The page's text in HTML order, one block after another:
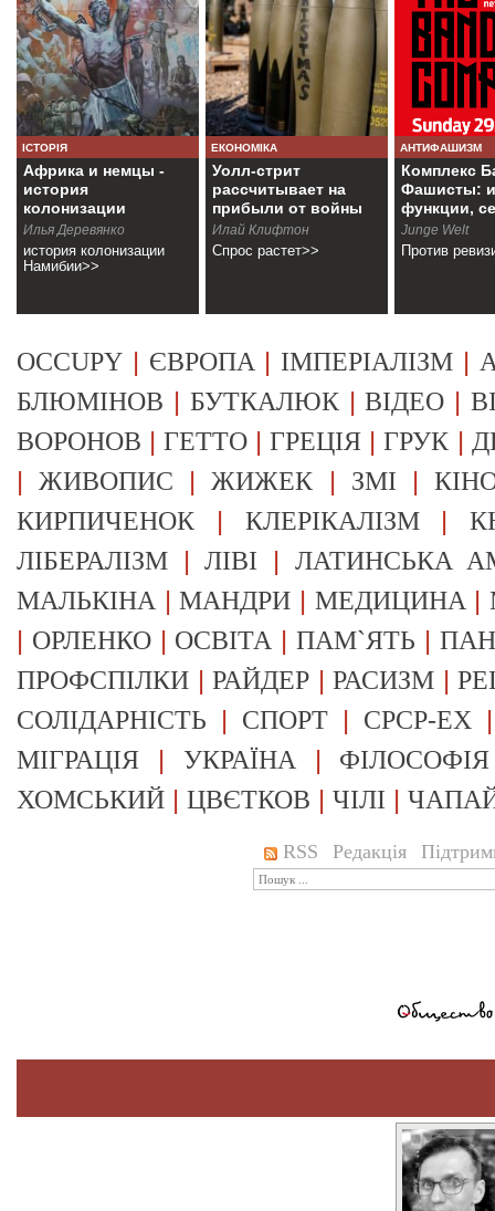
ІСТОРІЯ
Африка и немцы -
история
колонизации
Намибии
Илья Деревянко
история колонизации
Намибии>>
ЕКОНОМІКА
Уолл-стрит
рассчитывает на
прибыли от войны
Илай Клифтон
Спрос растет>>
АНТИФАШИЗМ
Комплекс
Фашисты:
функции,
Junge Welt
Против
OCCUPY | ЄВРОПА | ІМПЕРІАЛІЗМ |
БЛЮМІНОВ | БУТКАЛЮК|ВІДЕО |
ВОРОНОВ |ГЕТТО |ГРЕЦІЯ |ГРУК |
|ЖИВОПИС |ЖИЖЕК | ЗМІ |
КИРПИЧЕНОК | КЛЕРІКАЛІЗМ|
ЛІБЕРАЛІЗМ |ЛІВІ | ЛАТИНСЬКА
МАЛЬКІНА |МАНДРИ | МЕДИЦИНА |
| ОРЛЕНКО| ОСВІТА |ПАМ`ЯТЬ |
ПРОФСПІЛКИ |РАЙДЕР |РАСИЗМ |
СОЛІДАРНІСТЬ | СПОРТ | СРСР-EX
МІГРАЦІЯ | УКРАЇНА | ФІЛОСОФІЯ
ХОМСЬКИЙ | ЦВЄТКОВ | ЧІЛІ |
RSS Редакція